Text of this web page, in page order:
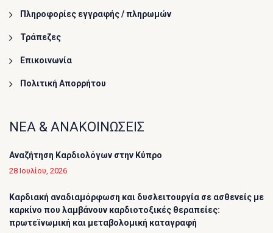
Πληροφορίες εγγραφής / πληρωμών
Τράπεζες
Επικοινωνία
Πολιτική Απορρήτου
ΝΕΑ & ΑΝΑΚΟΙΝΩΣΕΙΣ
Αναζήτηση Καρδιολόγων στην Κύπρο
28 Ιουλίου, 2026
Καρδιακή αναδιαμόρφωση και δυσλειτουργία σε ασθενείς με
καρκίνο που λαμβάνουν καρδιοτοξικές θεραπείες:
πρωτεϊνωμική και μεταβολομική καταγραφή